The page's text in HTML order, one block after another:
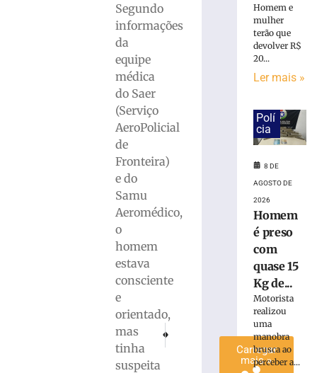
Segundo
informações
da
equipe
médica
do Saer
(Serviço
AeroPolicial
de
Fronteira)
e do
Samu
Aeromédico,
o
homem
estava
consciente
e
orientado,
mas
tinha
suspeita
Casa é consumida por fogo e
Homem é brutalmente assassinado no
Homem
preso
quase
maconha
Blumenau
Carregar
mais »
Homem e
mulher
terão que
devolver R$
20...
Ler mais »
Polí
cia
8 DE
AGOSTO DE
2026
Homem
é preso
com
quase 15
Kg de...
Motorista
realizou
uma
manobra
brusca ao
perceber a...